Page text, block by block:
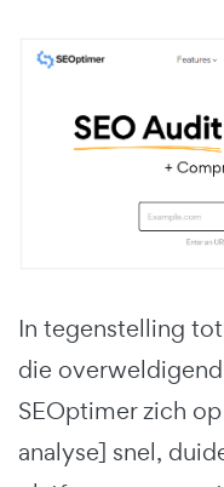
In tegenstelling
die
SEOptimer zich
analyse] snel,